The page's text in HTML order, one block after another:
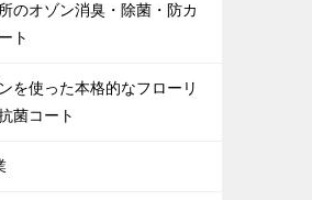
のオゾン消臭・除菌・防カ
ト
を使った本格的なフローリ
菌コート